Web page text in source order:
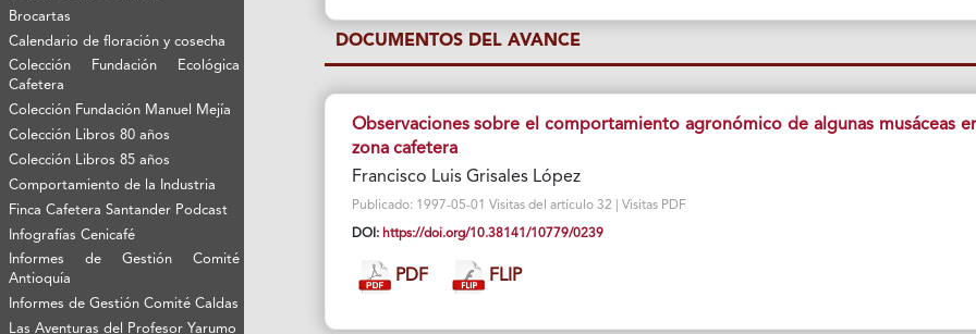
Brocartas
Calendario de floración y cosecha
Colección Fundación Ecológica
Cafetera
Colección Fundación Manuel Mejía
Colección Libros 80 años
Colección Libros 85 años
Comportamiento de la Industria
Finca Cafetera Santander Podcast
Infografías Cenicafé
Informes de Gestión Comité
Antioquía
Informes de Gestión Comité Caldas
Las Aventuras del Profesor Yarumo
DOCUMENTOS DEL AVANCE
Observaciones sobre el comportamiento agronómico de algunas musáceas
zona cafetera
Francisco Luis Grisales López
Publicado: 1997-05-01 Visitas del artículo 32 | Visitas PDF
DOI: https://doi.org/10.38141/10779/0239
PDF FLIP